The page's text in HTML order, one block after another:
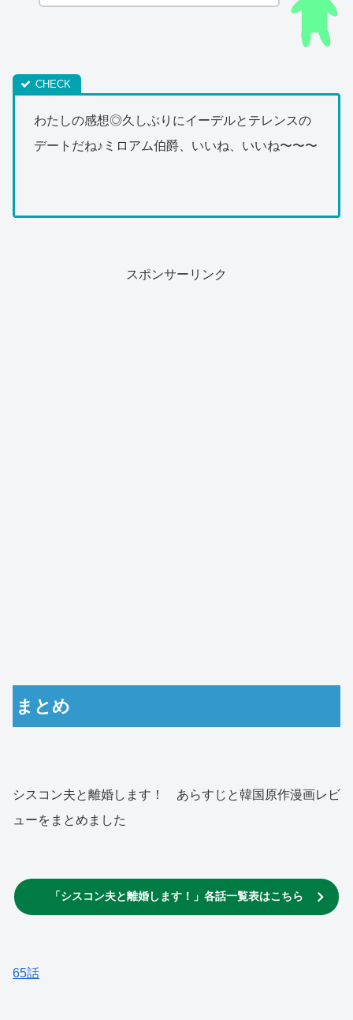
わたしの感想◎久しぶりにイーデルとテレンスの
デートだね♪ミロアム伯爵、いいね、いいね〜〜〜
スポンサーリンク
まとめ
シスコン夫と離婚します！ あらすじと韓国原作漫画レビ
ューをまとめました
「シスコン夫と離婚します！」各話一覧表はこちら
65話